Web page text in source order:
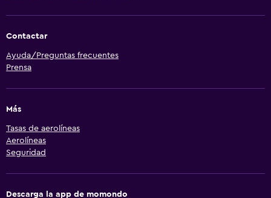
Contactar
Ayuda/Preguntas frecuentes
Prensa
Más
Tasas de aerolíneas
Aerolíneas
Seguridad
Descarga la app de momondo